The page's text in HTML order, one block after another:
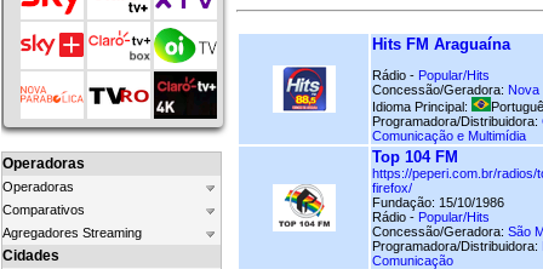
Operadoras
Operadoras
Comparativos
Agregadores Streaming
Cidades
Hits FM Araguaína
Rádio - Popular/Hits
Concessão/Geradora: Nova
Idioma Principal:
Programadora/Distribuidora:
Comunicação e Multimídia
Top 104 FM
https://peperi.com.br/radios/
firefox/
Fundação: 15/10/1986
Rádio - Popular/Hits
Concessão/Geradora: São
Programadora/Distribuidora:
Comunicação